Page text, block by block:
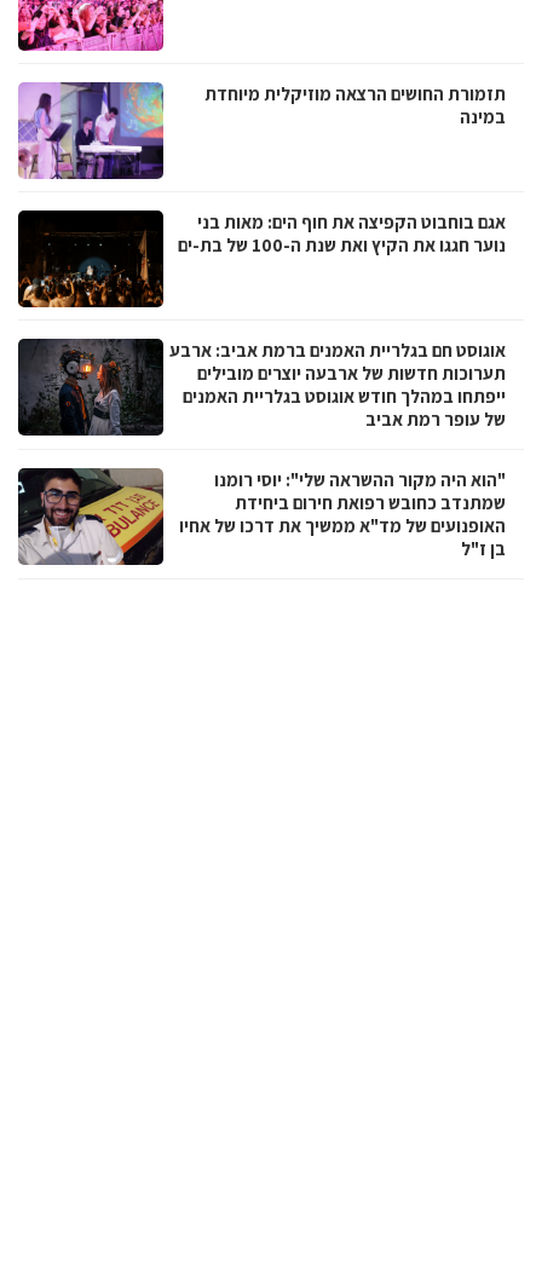
תזמורת החושים הרצאה מוזיקלית מיוחדת
במינה
אגם בוחבוט הקפיצה את חוף הים: מאות בני
נוער חגגו את הקיץ ואת שנת ה-100 של בת-ים
אוגוסט חם בגלריית האמנים ברמת אביב: ארבע
תערוכות חדשות של ארבעה יוצרים מובילים
ייפתחו במהלך חודש אוגוסט בגלריית האמנים
של עופר רמת אביב
"הוא היה מקור ההשראה שלי": יוסי רומנו
שמתנדב כחובש רפואת חירום ביחידת
האופנועים של מד"א ממשיך את דרכו של אחיו
בן ז"ל